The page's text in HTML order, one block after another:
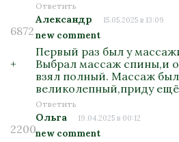
Ответить
6872
+
Александр 15.05.2025 в 13:09
new comment
Первый раз был у
Выбрал массаж спины,и
взял полный. Массаж
великолепный,приду
Ответить
2200
Ольга 19.04.2025 в 00:12
new comment